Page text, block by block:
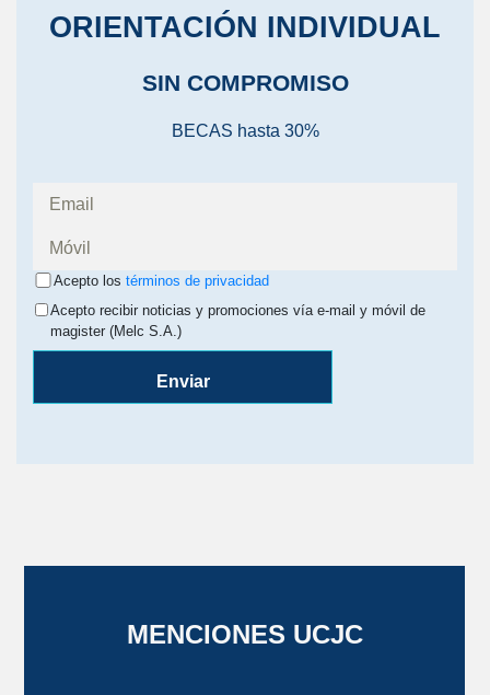
ORIENTACIÓN INDIVIDUAL
SIN COMPROMISO
BECAS hasta 30%
Acepto los términos de privacidad
Acepto recibir noticias y promociones vía e-mail y móvil de
magister (Melc S.A.)
Enviar
MENCIONES UCJC